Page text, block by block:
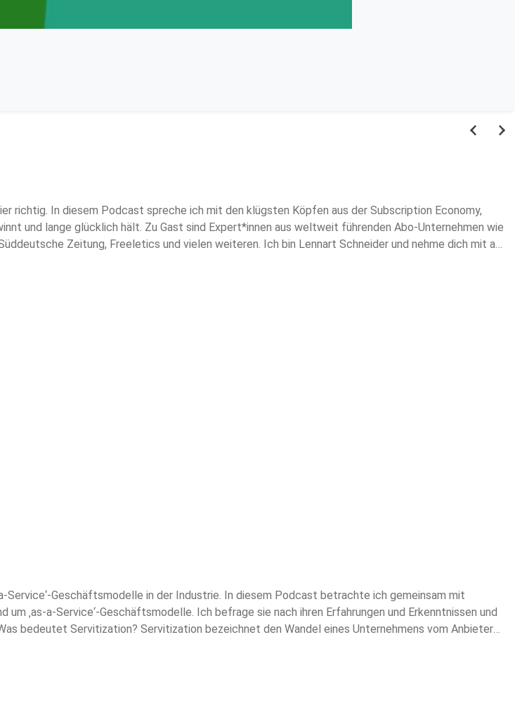
richtig. In diesem Podcast spreche ich mit den klügsten Köpfen aus der Subscription Economy,
und lange glücklich hält. Zu Gast sind Expert*innen aus weltweit führenden Abo-Unternehmen wie
Zeitung, Freeletics und vielen weiteren. Ich bin Lennart Schneider und nehme dich mit auf
Inspiration findest du unter 👉 www.subscribe-now.de
Geschäftsmodelle in der Industrie. In diesem Podcast betrachte ich gemeinsam mit
‚as-a-Service‘-Geschäftsmodelle. Ich befrage sie nach ihren Erfahrungen und Erkenntnissen und
bedeutet Servitization? Servitization bezeichnet den Wandel eines Unternehmens vom Anbieter
Service-Systems. Solch ein PSS stellt ein Bündel unterschiedlicher Leistungen dar, die das
ablösen, mit dem Ziel, aus der Kombination der Leistungen, zusätzlichen Kundennutzen zu
Lieferung, Montage, Inbetriebnahme, Verbrauchsgüter, Wartung, Reparatur, Ersatzteile,